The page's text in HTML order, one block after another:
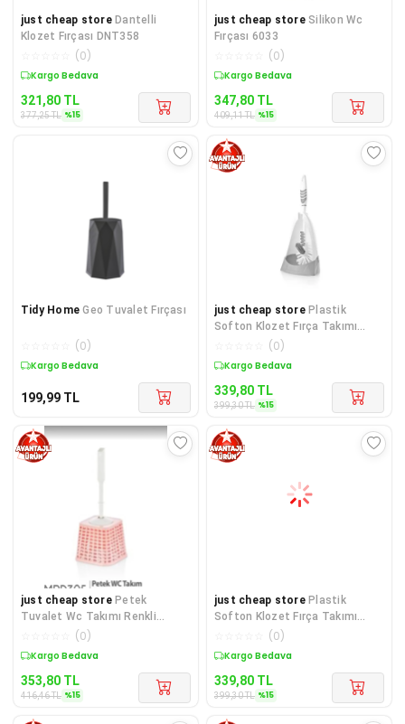
just cheap store Dantelli
Klozet Fırçası DNT358
(0)
Sepette %15 İndirim
321,80 TL
377,25TL %15
just cheap store Silikon Wc
Fırçası 6033
(0)
Sepette %15 İndirim
347,80 TL
409,11TL %15
Tidy Home Geo Tuvalet Fırçası
(0)
Kargo Bedava
199,99 TL
just cheap store Plastik
Softon Klozet Fırça Takımı
Royaleks-Tp-336
(0)
Sepette %15 İndirim
339,80 TL
399,30TL %15
just cheap store Petek
Tuvalet Wc Takımı Renkli
Royaleks-MRD305
(0)
Sepette %15 İndirim
353,80 TL
416,46TL %15
just cheap store Plastik
Softon Klozet Fırça Takımı
Royaleks-Tp-336
(0)
Sepette %15 İndirim
339,80 TL
399,30TL %15